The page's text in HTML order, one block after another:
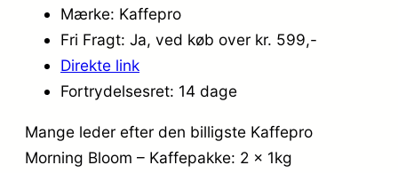
Mærke: Kaffepro
Fri Fragt: Ja, ved køb over kr. 599,-
Direkte link
Fortrydelsesret: 14 dage
Mange leder efter den billigste Kaffepro
Morning Bloom – Kaffepakke: 2 x 1kg